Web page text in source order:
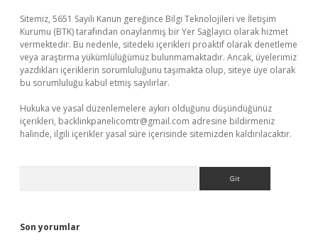
Sitemiz, 5651 Sayılı Kanun gereğince Bilgi Teknolojileri ve İletişim
Kurumu (BTK) tarafından onaylanmış bir Yer Sağlayıcı olarak hizmet
vermektedir. Bu nedenle, sitedeki içerikleri proaktif olarak denetleme
veya araştırma yükümlülüğümüz bulunmamaktadır. Ancak, üyelerimiz
yazdıkları içeriklerin sorumluluğunu taşımakta olup, siteye üye olarak
bu sorumluluğu kabul etmiş sayılırlar.
Hukuka ve yasal düzenlemelere aykırı olduğunu düşündüğünüz
içerikleri, backlinkpanelicomtr@gmail.com adresine bildirmeniz
halinde, ilgili içerikler yasal süre içerisinde sitemizden kaldırılacaktır.
Son yorumlar